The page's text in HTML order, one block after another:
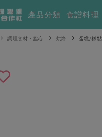
產品分類 食譜料理
調理食材・點心 烘焙 蛋糕/糕點